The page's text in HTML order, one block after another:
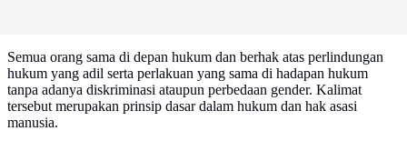
Semua orang sama di depan hukum dan berhak atas perlindungan
hukum yang adil serta perlakuan yang sama di hadapan hukum
tanpa adanya diskriminasi ataupun perbedaan gender. Kalimat
tersebut merupakan prinsip dasar dalam hukum dan hak asasi
manusia.